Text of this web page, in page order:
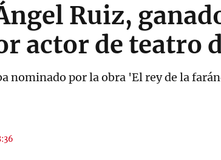
Ruiz,
actor de teatro
nominado por la obra 'El rey de la